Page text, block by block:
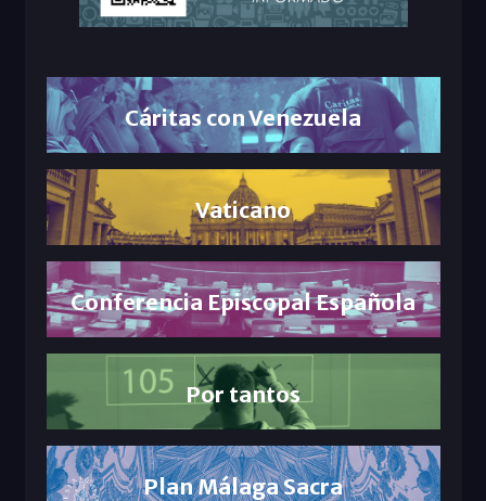
Cáritas con Venezuela
Vaticano
Conferencia Episcopal Española
Por tantos
Plan Málaga Sacra